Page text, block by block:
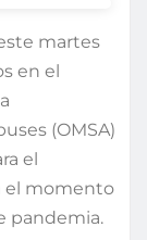
martes
en el
(OMSA)
el
el momento
pandemia.